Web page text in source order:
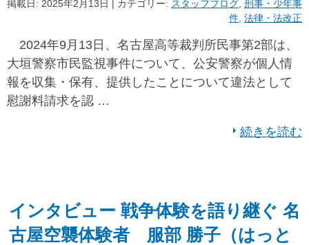
掲載日: 2025年2月13日 | カテゴリー: スタッフブログ 刑事・少年事
件 法律・法改正
2024年9月13日、名古屋高等裁判所民事第2部は、
大垣警察市民監視事件について、公安警察が個人情
報を収集・保有、提供したことについて違法として
慰謝料請求を認 …
続きを読む
インタビュー 戦争体験を語り継ぐ 名
古屋空襲体験者 服部 勝子（はっと